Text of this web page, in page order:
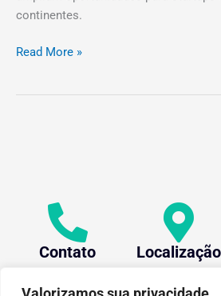
continentes.
Read More »
Contato Localização
Castro, 6000 Novo